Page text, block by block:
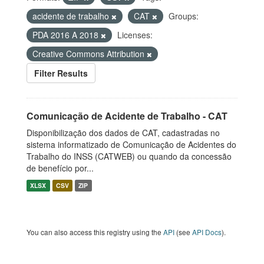
acidente de trabalho
CAT
Groups:
PDA 2016 A 2018
Licenses:
Creative Commons Attribution
Filter Results
Comunicação de Acidente de Trabalho - CAT
Disponibilização dos dados de CAT, cadastradas no
sistema informatizado de Comunicação de Acidentes do
Trabalho do INSS (CATWEB) ou quando da concessão
de benefício por...
XLSX CSV ZIP
You can also access this registry using the API (see API Docs).